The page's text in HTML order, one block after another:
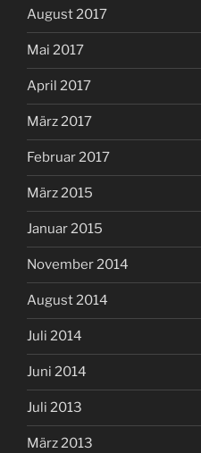
August 2017
Mai 2017
April 2017
März 2017
Februar 2017
März 2015
Januar 2015
November 2014
August 2014
Juli 2014
Juni 2014
Juli 2013
März 2013